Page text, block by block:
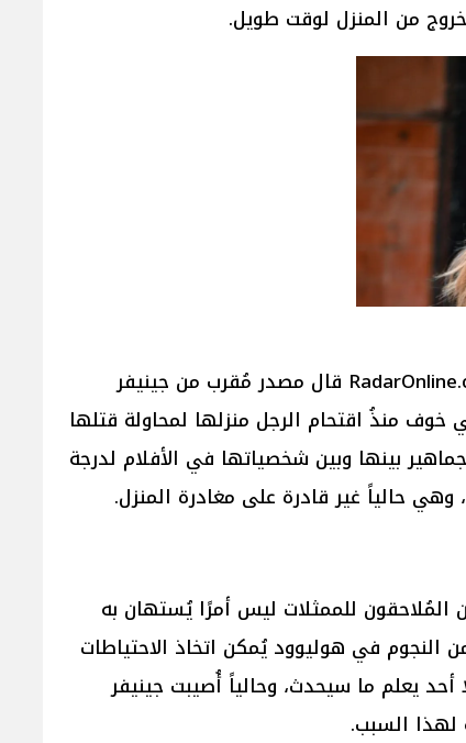
من المنزل لوقت طويل.
بحسب موقع Pink Villa لموقع RadarOnline.com قال مصدر مُقرب من جينيفر
منذُ اقتحام الرجل منزلها لمحاولة قتلها
بينها وبين شخصياتها في الأفلام لدرجة
وهي حالياً غير قادرة على مغادرة المنزل.
للممثلات ليس أمرًا يُستهان به
النجوم في هوليوود يُمكن اتخاذ الاحتياطات
يعلم ما سيحدث، وحالياً أُصيبت جينيفر
لهذا السبب.